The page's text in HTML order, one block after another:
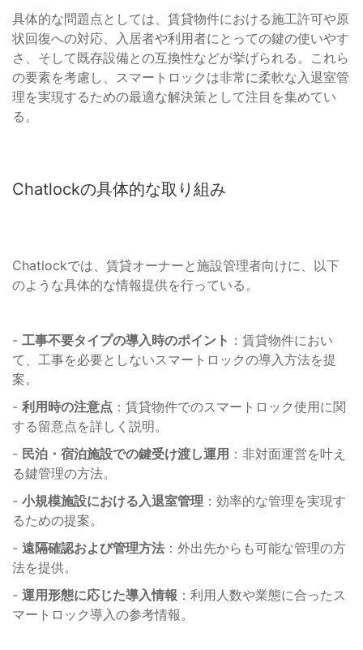
具体的な問題点としては、賃貸物件における施工許可や原
状回復への対応、入居者や利用者にとっての鍵の使いやす
さ、そして既存設備との互換性などが挙げられる。これら
の要素を考慮し、スマートロックは非常に柔軟な入退室管
理を実現するための最適な解決策として注目を集めてい
る。
Chatlockの具体的な取り組み
Chatlockでは、賃貸オーナーと施設管理者向けに、以下
のような具体的な情報提供を行っている。
- 工事不要タイプの導入時のポイント ：賃貸物件におい
て、工事を必要としないスマートロックの導入方法を提
案。
- 利用時の注意点 ：賃貸物件でのスマートロック使用に関
する留意点を詳しく説明。
- 民泊・宿泊施設での鍵受け渡し運用 ：非対面運営を叶え
る鍵管理の方法。
- 小規模施設における入退室管理 ：効率的な管理を実現す
るための提案。
- 遠隔確認および管理方法 ：外出先からも可能な管理の方
法を提供。
- 運用形態に応じた導入情報 ：利用人数や業態に合ったス
マートロック導入の参考情報。